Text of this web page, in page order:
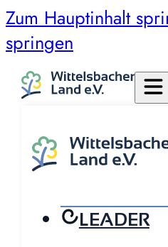
Zum Hauptinhalt
springen
LEADER